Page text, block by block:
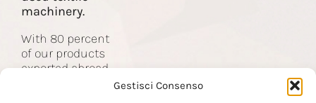
Gestisci Consenso
machinery.
With 80 percent
of our products
exported abroad,
we are the partner